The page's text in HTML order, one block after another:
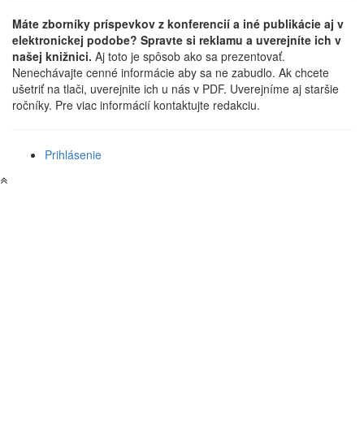
Máte zborníky príspevkov z konferencií a iné publikácie aj v
elektronickej podobe? Spravte si reklamu a uverejníte ich v
našej knižnici. Aj toto je spôsob ako sa prezentovať.
Nenechávajte cenné informácie aby sa ne zabudlo. Ak chcete
ušetriť na tlači, uverejnite ich u nás v PDF. Uverejníme aj staršie
ročníky. Pre viac informácií kontaktujte redakciu.
Prihlásenie